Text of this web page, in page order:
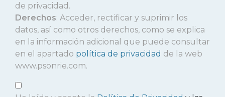
de privacidad.
Derechos: Acceder, rectificar y suprimir los
datos, así como otros derechos, como se explica
en la información adicional que puede consultar
en el apartado política de privacidad de la web
www.psonrie.com.